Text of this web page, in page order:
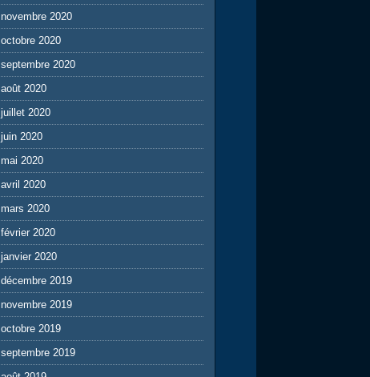
novembre 2020
octobre 2020
septembre 2020
août 2020
juillet 2020
juin 2020
mai 2020
avril 2020
mars 2020
février 2020
janvier 2020
décembre 2019
novembre 2019
octobre 2019
septembre 2019